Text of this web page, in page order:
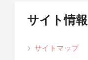
サイト情報
サイトマップ